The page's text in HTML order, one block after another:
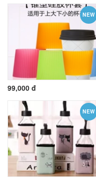
NEW
99,000 đ
NEW